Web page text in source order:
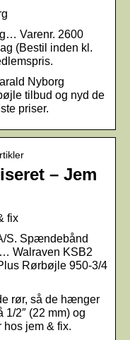
Varenr. 2600
(Bestil inden kl.
Nyborg
tilbud og nyd de
priser.
– Jem
fix
S. Spændebånd
… Walraven KSB2
Rørbøjle 950-3/4
rør, så de hænger
2″ (22 mm) og
hos jem & fix.